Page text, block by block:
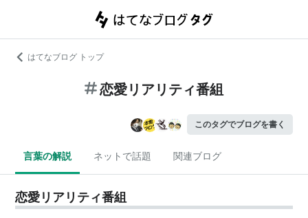
はてなブログ トップ
恋愛リアリティ番組
このタグでブログを書く
言葉の解説 ネットで話題 関連ブログ
恋愛リアリティ番組